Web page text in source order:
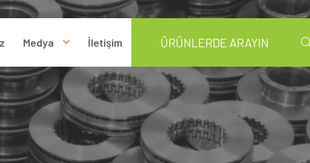
Medya
Fotoğraflar
Videolar
İndirmeler
Haberler
İletişim